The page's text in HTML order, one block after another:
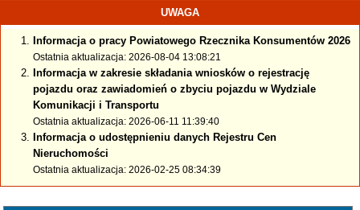
UWAGA
Informacja o pracy Powiatowego Rzecznika Konsumentów 2026
Ostatnia aktualizacja: 2026-08-04 13:08:21
Informacja w zakresie składania wniosków o rejestrację
pojazdu oraz zawiadomień o zbyciu pojazdu w Wydziale
Komunikacji i Transportu
Ostatnia aktualizacja: 2026-06-11 11:39:40
Informacja o udostępnieniu danych Rejestru Cen
Nieruchomości
Ostatnia aktualizacja: 2026-02-25 08:34:39